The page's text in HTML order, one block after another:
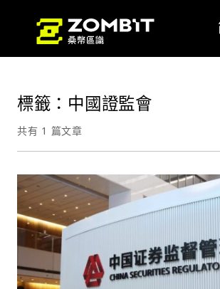
標籤：中國證監會
共有 1 篇文章